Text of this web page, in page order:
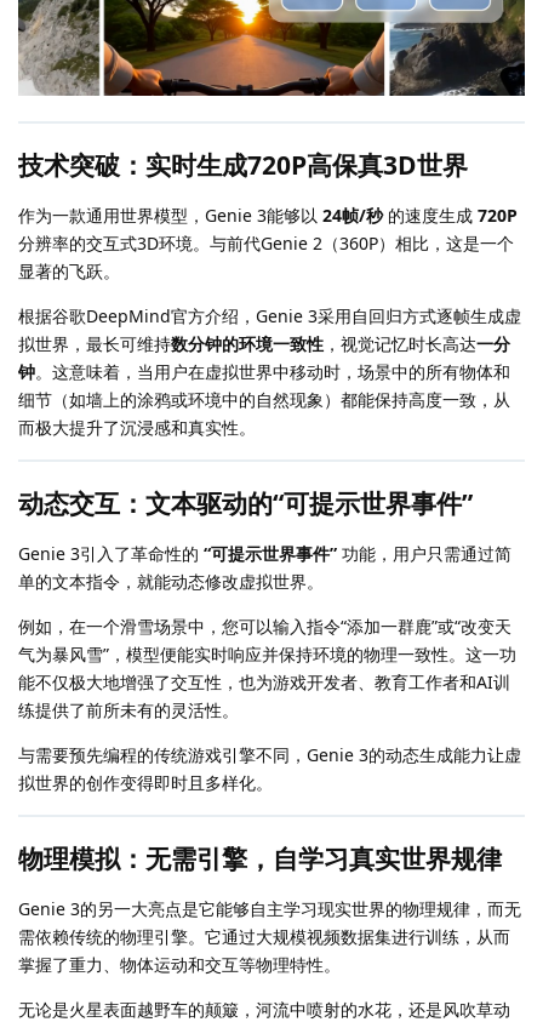
技术突破：实时生成720P高保真3D世界
作为一款通用世界模型，Genie 3能够以 24帧/秒的速度生成 720P
分辨率的交互式3D环境。与前代Genie 2（360P）相比，这是一个
显著的飞跃。
根据谷歌DeepMind官方介绍，Genie 3采用自回归方式逐帧生成虚
拟世界，最长可维持数分钟的环境一致性 ，视觉记忆时长高达一分
钟。这意味着，当用户在虚拟世界中移动时，场景中的所有物体和
细节（如墙上的涂鸦或环境中的自然现象）都能保持高度一致，从
而极大提升了沉浸感和真实性。
动态交互：文本驱动的“可提示世界事件”
Genie 3引入了革命性的 “可提示世界事件” 功能，用户只需通过简
单的文本指令，就能动态修改虚拟世界。
例如，在一个滑雪场景中，您可以输入指令“添加一群鹿”或“改变天
气为暴风雪”，模型便能实时响应并保持环境的物理一致性。这一功
能不仅极大地增强了交互性，也为游戏开发者、教育工作者和AI训
练提供了前所未有的灵活性。
与需要预先编程的传统游戏引擎不同，Genie 3的动态生成能力让虚
拟世界的创作变得即时且多样化。
物理模拟：无需引擎，自学习真实世界规律
Genie 3的另一大亮点是它能够自主学习现实世界的物理规律，而无
需依赖传统的物理引擎。它通过大规模视频数据集进行训练，从而
掌握了重力、物体运动和交互等物理特性。
无论是火星表面越野车的颠簸，河流中喷射的水花，还是风吹草动